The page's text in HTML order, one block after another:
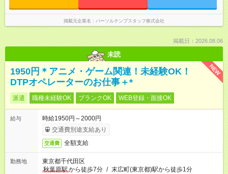
掲載元企業名 パーソルテンプスタッフ株式会社
掲載日：2026.08.06
未読
NEW
1950円＊アニメ・ゲーム関連！未経験OK！
DTPオペレーターのお仕事＋*
派遣 職種未経験OK ブランクOK WEB登録・面接OK
給与
時給1950円～2000円
交通費別途支給あり
交通費 全額支給
勤務地
東京都千代田区
秋葉原駅から徒歩7分 / 末広町(東京都)駅から徒歩1分